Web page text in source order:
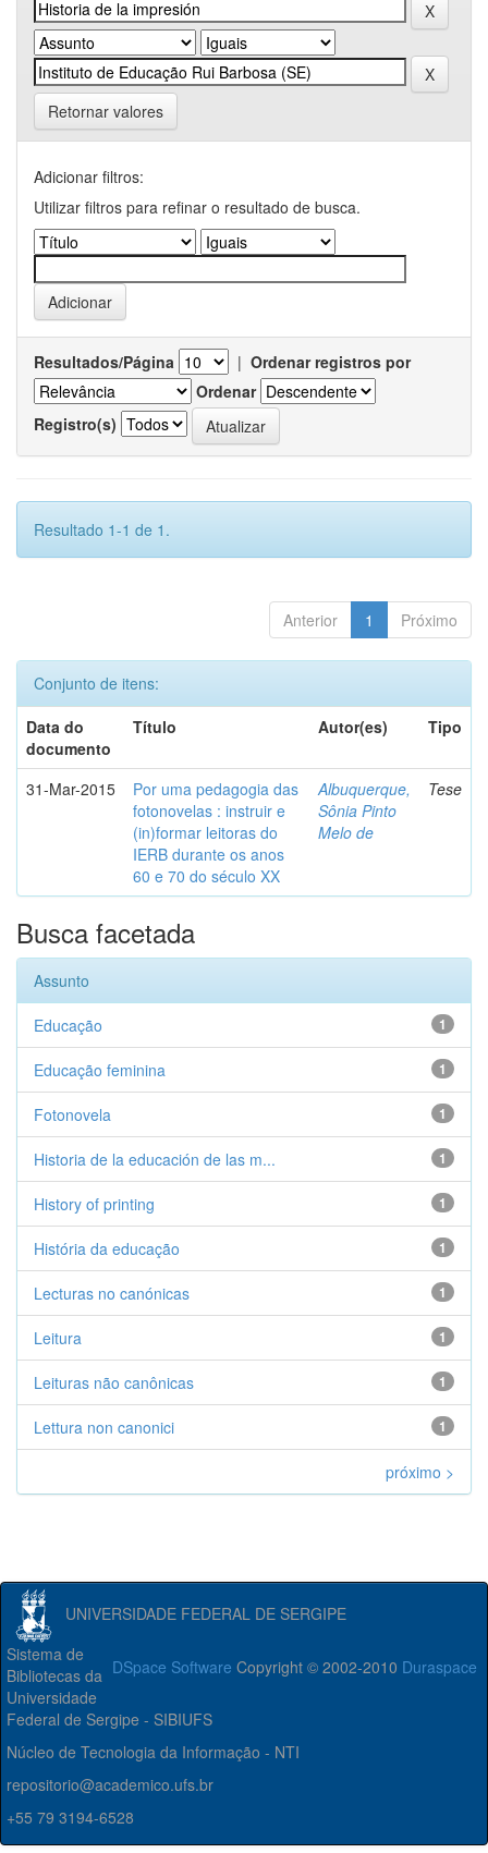
Retornar valores
Adicionar filtros:
Utilizar filtros para refinar o resultado de busca.
Resultados/Página | Ordenar registros por
Ordenar
Registro(s)
Resultado 1-1 de 1.
Anterior 1 Próximo
Conjunto de itens:
Data do
documento
Título Autor(es) Tipo
31-Mar-2015
Por uma pedagogia das
fotonovelas : instruir e
(in)formar leitoras do
IERB durante os anos
60 e 70 do século XX
Albuquerque,
Sônia Pinto
Melo de
Tese
Busca facetada
Assunto
1
Educação
1
Educação feminina
1
Fotonovela
1
Historia de la educación de las m...
1
History of printing
1
História da educação
1
Lecturas no canónicas
1
Leitura
1
Leituras não canônicas
1
Lettura non canonici
próximo >
UNIVERSIDADE FEDERAL DE SERGIPE
DSpace Software Copyright © 2002-2010 Duraspace
Sistema de
Bibliotecas da
Universidade
Federal de Sergipe - SIBIUFS
Núcleo de Tecnologia da Informação - NTI
repositorio@academico.ufs.br
+55 79 3194-6528